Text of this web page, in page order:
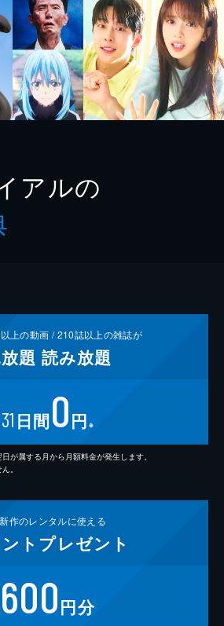
アルの
上の動画 /210誌以上の雑誌が
題 読み放題
31 日間0円 ※
が属する月から月額料金が発生します。
。
作のレンタルに使える
ト プレゼント
600円分